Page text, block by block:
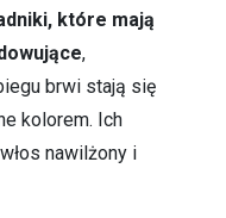
które mają
,
brwi stają się
kolorem. Ich
nawilżony i